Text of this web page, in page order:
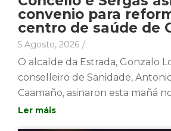
convenio para
centro de saúde de
5 Agosto, 2026 /
O alcalde da Estrada, Gonzalo
conselleiro de Sanidade,
Caamaño, asinaron esta mañá